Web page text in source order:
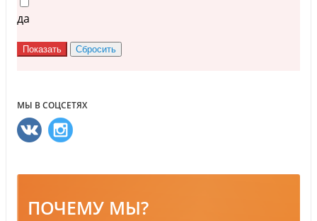
да
МЫ В СОЦСЕТЯХ
ПОЧЕМУ МЫ?